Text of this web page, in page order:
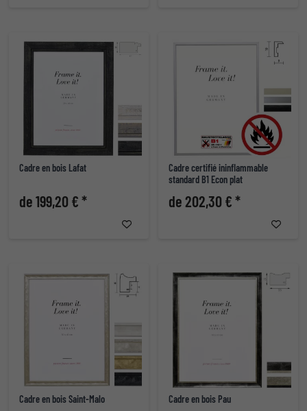
Cadre en bois Lafat
de 199,20 € *
Cadre certifié ininflammable
standard B1 Econ plat
de 202,30 € *
Cadre en bois Saint-Malo Cadre en bois Pau